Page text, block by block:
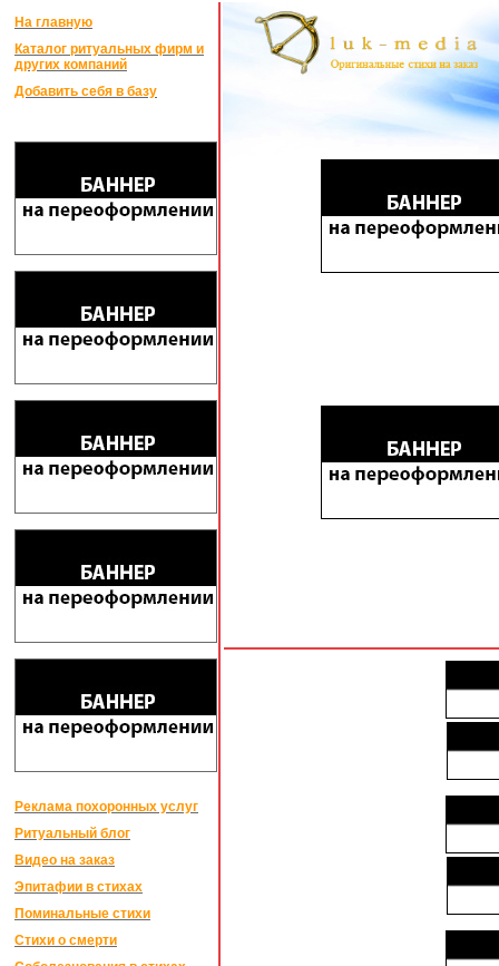
На главную
Каталог ритуальных фирм и
других компаний
Добавить себя в базу
Реклама похоронных услуг
Ритуальный блог
Видео на заказ
Эпитафии в стихах
Поминальные стихи
Стихи о смерти